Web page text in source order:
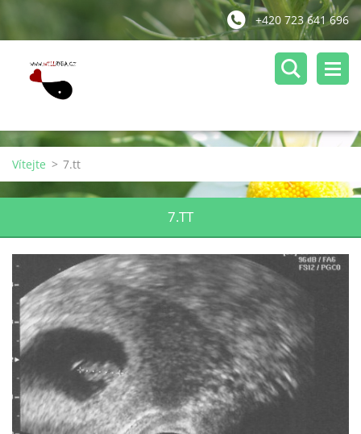
+420 723 641 696
Vítejte > 7.tt
7.TT